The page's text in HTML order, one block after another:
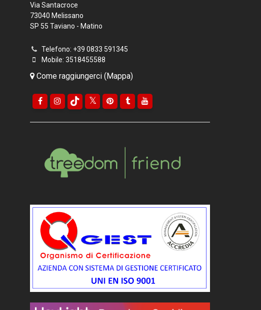
Via Santacroce
73040 Melissano
SP 55 Taviano - Matino
Telefono: +39 0833 591345
Mobile: 3518455588
Come raggiungerci (Mappa)